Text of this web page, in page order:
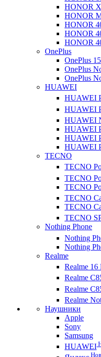
HONOR
HONOR
HONOR
HONOR
HONOR
OnePlus
OnePlus 15
OnePlus
OnePlus
HUAWEI
HUAWEI
HUAWEI
HUAWEI
HUAWEI
HUAWEI
HUAWEI
TECNO
TECNO
TECNO
TECNO
TECNO
TECNO
TECNO
Nothing Phone
Nothing
Nothing
Realme
Realme 16
Realme
Realme
Realme
Наушники
Apple
Sony
Samsung
HUAWEI